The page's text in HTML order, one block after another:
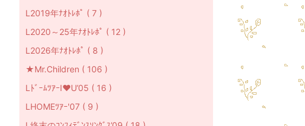
L2019年ﾅｵﾄﾚﾎﾟ ( 7 )
L2020～25年ﾅｵﾄﾚﾎﾟ ( 12 )
L2026年ﾅｵﾄﾚﾎﾟ ( 8 )
★Mr.Children ( 106 )
LﾄﾞｰﾑﾂｱｰI♥U’05 ( 16 )
LHOMEﾂｱｰ'07 ( 9 )